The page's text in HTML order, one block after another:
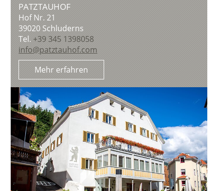
PATZTAUHOF
Hof Nr. 21
39020Schluderns
Tel.+39 345 1398058
info@patztauhof.com
Mehr erfahren